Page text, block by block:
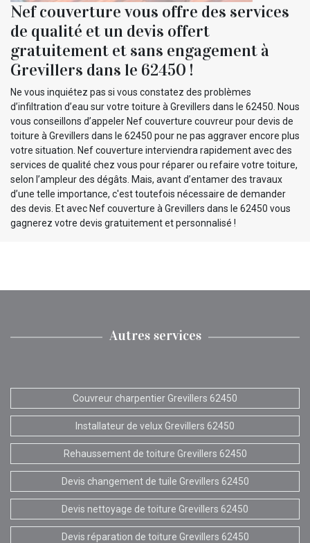
Nef couverture vous offre des services
de qualité et un devis offert
gratuitement et sans engagement à
Grevillers dans le 62450 !
Ne vous inquiétez pas si vous constatez des problèmes
d’infiltration d’eau sur votre toiture à Grevillers dans le 62450. Nous
vous conseillons d’appeler Nef couverture couvreur pour devis de
toiture à Grevillers dans le 62450 pour ne pas aggraver encore plus
votre situation. Nef couverture interviendra rapidement avec des
services de qualité chez vous pour réparer ou refaire votre toiture,
selon l’ampleur des dégâts. Mais, avant d’entamer des travaux
d’une telle importance, c'est toutefois nécessaire de demander
des devis. Et avec Nef couverture à Grevillers dans le 62450 vous
gagnerez votre devis gratuitement et personnalisé !
Autres services
Couvreur charpentier Grevillers 62450
Installateur de velux Grevillers 62450
Rehaussement de toiture Grevillers 62450
Devis changement de tuile Grevillers 62450
Devis nettoyage de toiture Grevillers 62450
Devis réparation de toiture Grevillers 62450